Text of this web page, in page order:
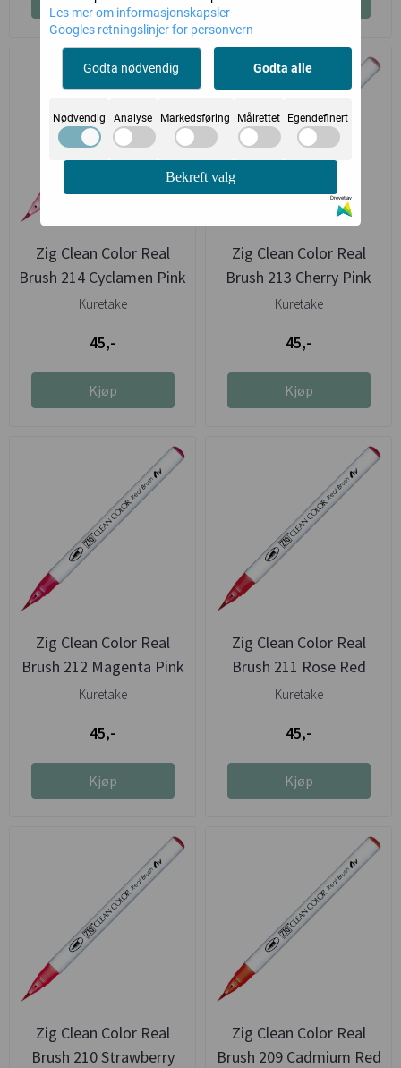
Zig Clean Color Real
Brush 214 Cyclamen Pink
Kuretake
45,-
Kjøp
Zig Clean Color Real
Brush 213 Cherry Pink
Kuretake
45,-
Kjøp
Zig Clean Color Real
Brush 212 Magenta Pink
Kuretake
45,-
Kjøp
Zig Clean Color Real
Brush 211 Rose Red
Kuretake
45,-
Kjøp
Zig Clean Color Real
Brush 210 Strawberry
Zig Clean Color Real
Brush 209 Cadmium Red
Les mer om informasjonskapsler
Googles retningslinjer for personvern
Godta nødvendig Godta alle
Nødvendig Analyse Markedsføring Målrettet Egendefinert
Bekreft valg
Drevet av